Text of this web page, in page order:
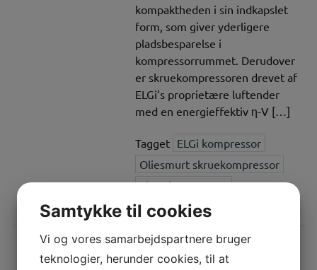
kompaktheden i sin indkapslet
form, som giver yderligere
pladsbesparelse i
kompressorrummet. Derudover
er skruekompressoren drevet af
ELGi’s proprietære luftender
med en energieffektiv η-V […]
Tagget ELGi kompressor
Oliesmurt skruekompressor
Skruekompressor
Samtykke til cookies
Vi og vores samarbejdspartnere bruger
teknologier, herunder cookies, til at